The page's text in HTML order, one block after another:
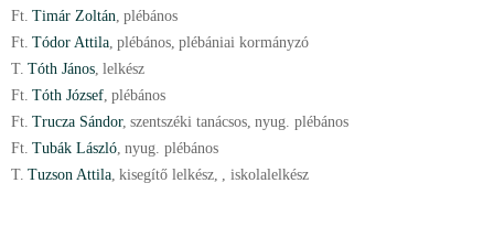
Ft. Timár Zoltán, plébános
Ft. Tódor Attila, plébános, plébániai kormányzó
T. Tóth János, lelkész
Ft. Tóth József, plébános
Ft. Trucza Sándor, szentszéki tanácsos, nyug. plébános
Ft. Tubák László, nyug. plébános
T. Tuzson Attila, kisegítő lelkész, , iskolalelkész